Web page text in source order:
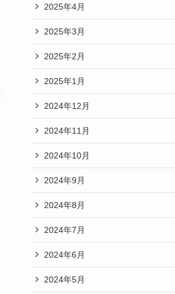
2025年4月
2025年3月
2025年2月
2025年1月
2024年12月
2024年11月
2024年10月
2024年9月
2024年8月
2024年7月
2024年6月
2024年5月